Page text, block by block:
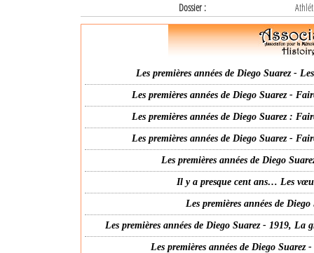
Dossier :
Les premières années de Diego Suarez -
Les premières années de Diego Suarez -
Les premières années de Diego Suarez :
Les premières années de Diego Suarez -
Les premières années de Diego
Il y a presque cent ans… Les
Les premières années de
Les premières années de Diego Suarez - 1919,
Les premières années de Diego